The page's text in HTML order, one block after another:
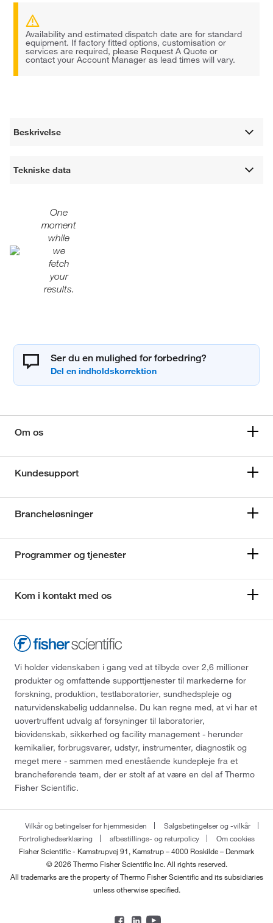
Availability and estimated dispatch date are for standard
equipment. If factory fitted options, customisation or
services are required, please Request A Quote or
contact your Account Manager as lead times will vary.
Beskrivelse
Tekniske data
One
moment
while
we
fetch
your
results.
Ser du en mulighed for forbedring?
Om os
Kundesupport
Brancheløsninger
Programmer og tjenester
Kom i kontakt med os
Vi holder videnskaben i gang ved at tilbyde over 2,6 millioner
produkter og omfattende supporttjenester til markederne for
forskning, produktion, testlaboratorier, sundhedspleje og
naturvidenskabelig uddannelse. Du kan regne med, at vi har et
uovertruffent udvalg af forsyninger til laboratorier,
biovidenskab, sikkerhed og facility management - herunder
kemikalier, forbrugsvarer, udstyr, instrumenter, diagnostik og
meget mere - sammen med enestående kundepleje fra et
brancheførende team, der er stolt af at være en del af Thermo
Fisher Scientific.
Vilkår og betingelser for hjemmesiden
Salgsbetingelser og -vilkår
Fortrolighedserklæring
afbestillings- og returpolicy
Om cookies
Fisher Scientific - Kamstrupvej 91, Kamstrup – 4000 Roskilde – Denmark
© 2026 Thermo Fisher Scientific Inc. All rights reserved.
All trademarks are the property of Thermo Fisher Scientific and its subsidiaries
unless otherwise specified.